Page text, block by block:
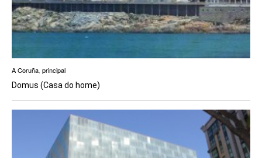
A Coruña, principal
Domus (Casa do home)